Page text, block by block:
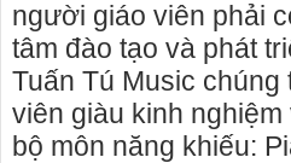
người giáo viên phải
tâm đào tạo và phát
Tuấn Tú Music
viên giàu kinh
bộ môn năng khiếu: